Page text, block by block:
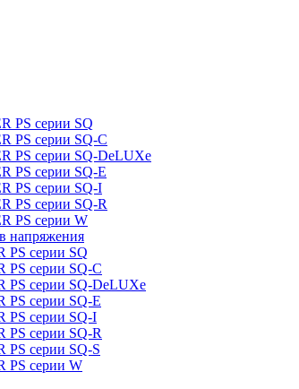
PS серии SQ
PS серии SQ-C
PS серии SQ-DeLUXe
PS серии SQ-E
PS серии SQ-I
PS серии SQ-R
PS серии W
напряжения
PS серии SQ
PS серии SQ-C
PS серии SQ-DeLUXe
PS серии SQ-E
PS серии SQ-I
PS серии SQ-R
PS серии SQ-S
PS серии W